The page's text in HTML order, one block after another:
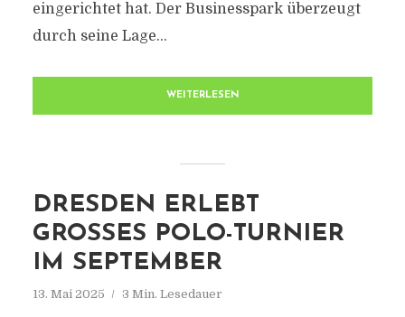
eingerichtet hat. Der Businesspark überzeugt
durch seine Lage...
WEITERLESEN
DRESDEN ERLEBT
GROSSES POLO-TURNIER I
M SEPTEMBER
13. Mai 2025 3 Min. Lesedauer